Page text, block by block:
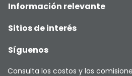
Información relevante
Sitios de interés
Síguenos
Consulta los costos y las